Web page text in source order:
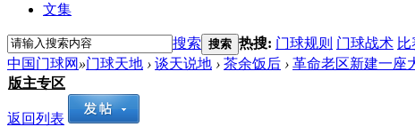
文集
搜索 搜索 热搜: 门球规则 门球战术
中国门球网 »门球天地 › 谈天说地 › 茶余饭后 › 革命老区新建一座
版主专区
返回列表